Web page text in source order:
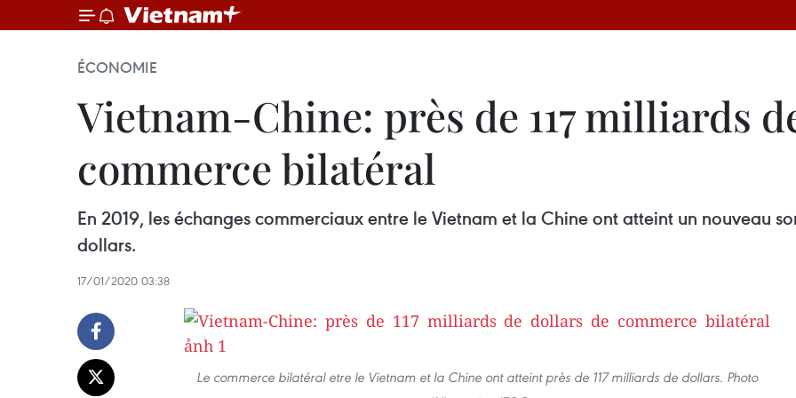
ÉCONOMIE
Vietnam-Chine: près de 117 milliards
commerce bilatéral
En 2019, les échanges commerciaux entre le Vietnam et la Chine ont atteint un nouveau
dollars.
17/01/2020 03:38
Le commerce bilatéral etre le Vietnam et la Chine ont atteint près de 117 milliards de dollars. Photo